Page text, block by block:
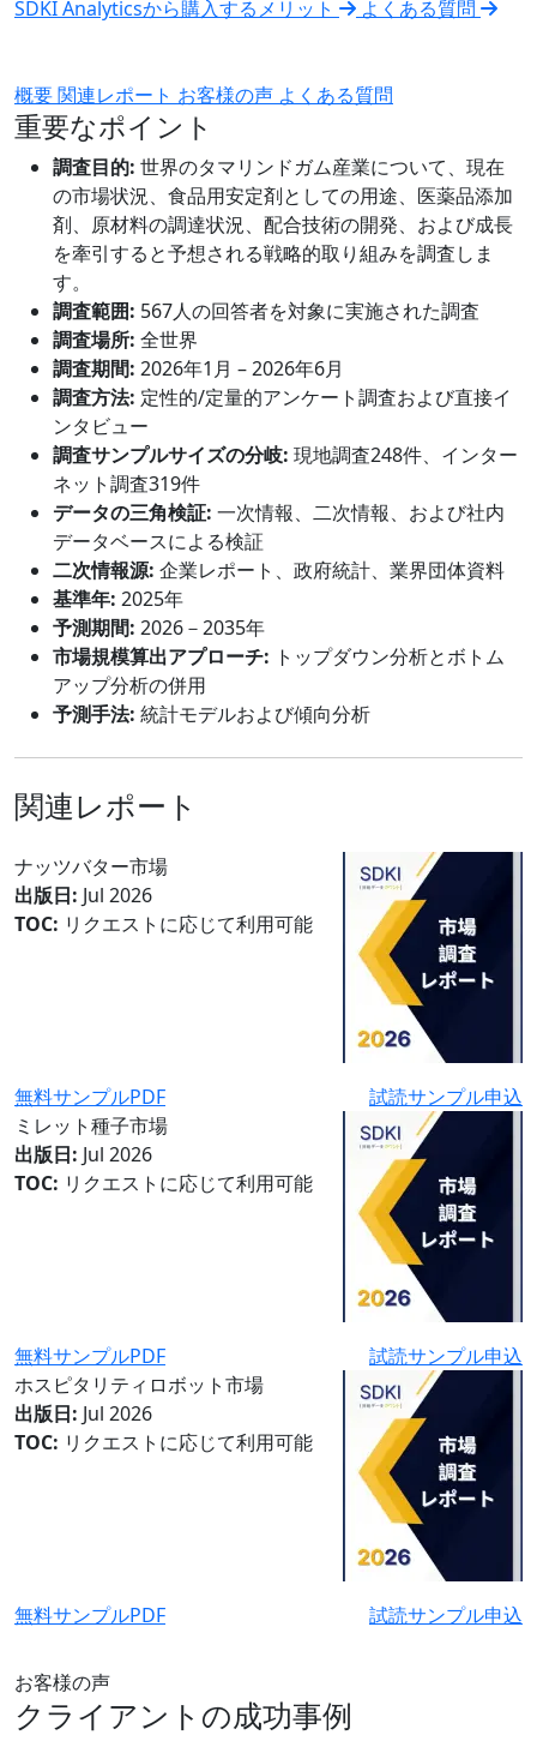
SDKI Analyticsから購入するメリット よくある質問
概要関連レポート お客様の声 よくある質問
重要なポイント
調査目的: 世界のタマリンドガム産業について、現在
の市場状況、食品用安定剤としての用途、医薬品添加
剤、原材料の調達状況、配合技術の開発、および成長
を牽引すると予想される戦略的取り組みを調査しま
す。
調査範囲: 567人の回答者を対象に実施された調査
調査場所: 全世界
調査期間: 2026年1月 – 2026年6月
調査方法: 定性的/定量的アンケート調査および直接イ
ンタビュー
調査サンプルサイズの分岐: 現地調査248件、インター
ネット調査319件
データの三角検証: 一次情報、二次情報、および社内
データベースによる検証
二次情報源: 企業レポート、政府統計、業界団体資料
基準年: 2025年
予測期間: 2026－2035年
市場規模算出アプローチ: トップダウン分析とボトム
アップ分析の併用
予測手法: 統計モデルおよび傾向分析
関連レポート
ナッツバター市場
出版日: Jul 2026
TOC: リクエストに応じて利用可能
無料サンプルPDF
試読サンプル申込
ミレット種子市場
出版日: Jul 2026
TOC: リクエストに応じて利用可能
無料サンプルPDF
試読サンプル申込
ホスピタリティロボット市場
出版日: Jul 2026
TOC: リクエストに応じて利用可能
無料サンプルPDF 試読サンプル申込
お客様の声
クライアントの成功事例